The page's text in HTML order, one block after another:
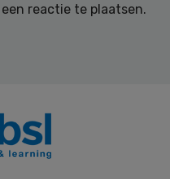
een reactie te plaatsen.